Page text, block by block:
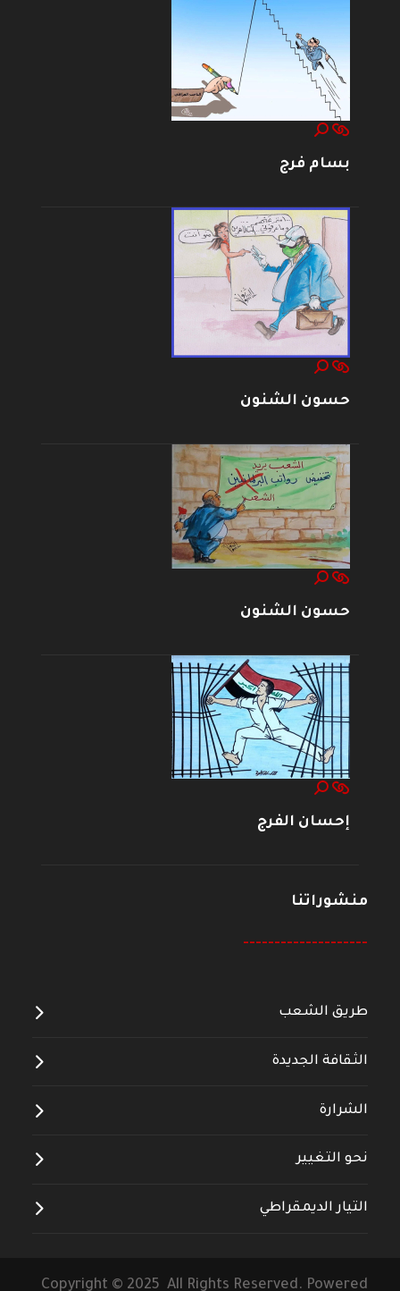
بسام فرج
حسون الشنون
حسون الشنون
إحسان الفرج
منشوراتنا
--------------------
طريق الشعب
الثقافة الجديدة
الشرارة
نحو التغيير
التيار الديمقراطي
Copyright © 2025 All Rights Reserved. Powered